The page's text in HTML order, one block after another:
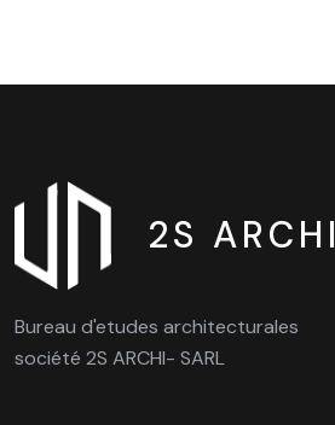
2S ARCHI
Bureau d'etudes architecturales
société 2S ARCHI- SARL